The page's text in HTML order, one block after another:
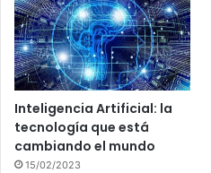
Inteligencia Artificial: la
tecnología que está
cambiando el mundo
15/02/2023